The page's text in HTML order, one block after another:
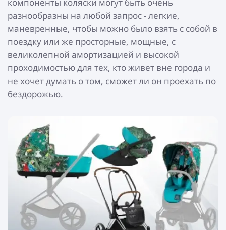
компоненты коляски могут быть очень
разнообразны на любой запрос - легкие,
маневренные, чтобы можно было взять с собой в
поездку или же просторные, мощные, с
великолепной амортизацией и высокой
проходимостью для тех, кто живет вне города и
не хочет думать о том, сможет ли он проехать по
бездорожью.